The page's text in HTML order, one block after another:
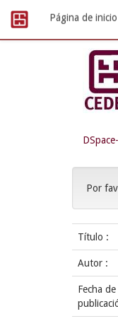
navigation
Página de inicio
Por
Título :
Autor :
Fecha de